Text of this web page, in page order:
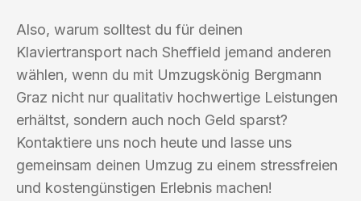
Also, warum solltest du für deinen
Klaviertransport nach Sheffield jemand anderen
wählen, wenn du mit Umzugskönig Bergmann
Graz nicht nur qualitativ hochwertige Leistungen
erhältst, sondern auch noch Geld sparst?
Kontaktiere uns noch heute und lasse uns
gemeinsam deinen Umzug zu einem stressfreien
und kostengünstigen Erlebnis machen!